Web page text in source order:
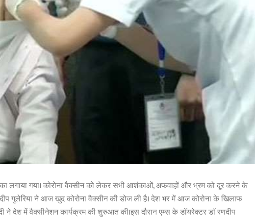
लगाया गया। कोरोना वैक्सीन को लेकर सभी आशंकाओं, अफवाहों और भ्रम को दूर करने के
गुलेरिया ने आज खुद कोरोना वैक्सीन की डोज ली है। देश भर में आज कोरोना के खिलाफ
ने देश में वैक्सीनेशन कार्यक्रम की शुरुआत की।इस दौरान एम्स के डॉयरेक्टर डॉ रणदीप